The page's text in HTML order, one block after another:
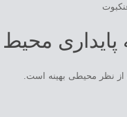
پایداری
از نظر محیطی بهینه است.